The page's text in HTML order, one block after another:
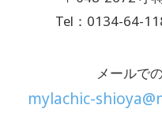
Tel：0134-64-
メールで
mylachic-